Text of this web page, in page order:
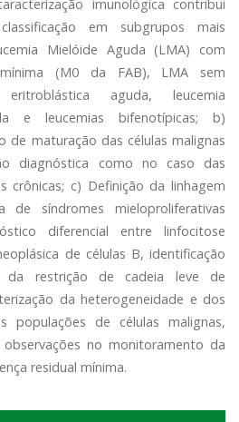
imunológica contribui
em subgrupos mais
Mielóide Aguda (LMA) com
mínima (M0 da FAB), LMA sem
aguda, leucemia
e leucemias bifenotípicas; b)
de maturação das células malignas
diagnóstica como no caso das
crônicas; c) Definição da linhagem
de síndromes mieloproliferativas
diferencial entre linfocitose
de células B, identificação
da restrição de cadeia leve de
da heterogeneidade e dos
populações de células malignas,
no monitoramento da
residual mínima.